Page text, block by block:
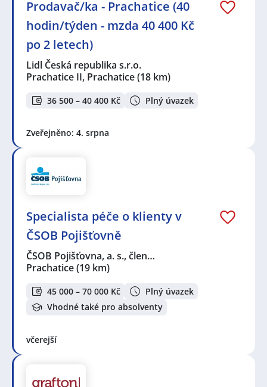
Prodavač/ka - Prachatice (40
hodin/týden - mzda 40 400 Kč
po 2 letech)
Lidl Česká republika s.r.o.
Prachatice II, Prachatice(18 km)
36 500 – 40 400 Kč Plný úvazek
Zveřejněno: 4. srpna
Specialista péče o klienty v
ČSOB Pojišťovně
ČSOB Pojišťovna, a. s., člen…
Prachatice(19 km)
45 000 – 70 000 Kč
Plný úvazek
Vhodné také pro absolventy
včerejší